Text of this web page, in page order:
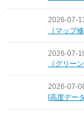
2026-07-
［マップ
2026-07-
［グリー
2026-07-
[高度デー